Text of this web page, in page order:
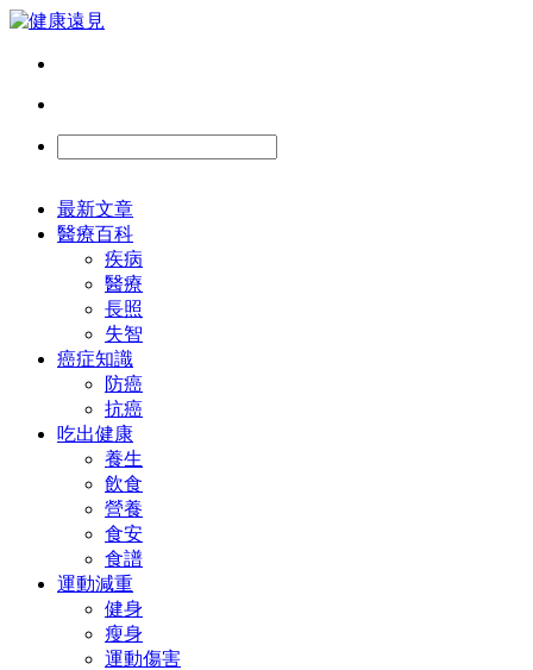
最新文章
醫療百科
疾病
醫療
長照
失智
癌症知識
防癌
抗癌
吃出健康
養生
飲食
營養
食安
食譜
運動減重
健身
瘦身
運動傷害